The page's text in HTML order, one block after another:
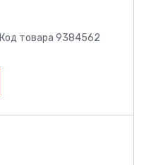
Код товара 9384562